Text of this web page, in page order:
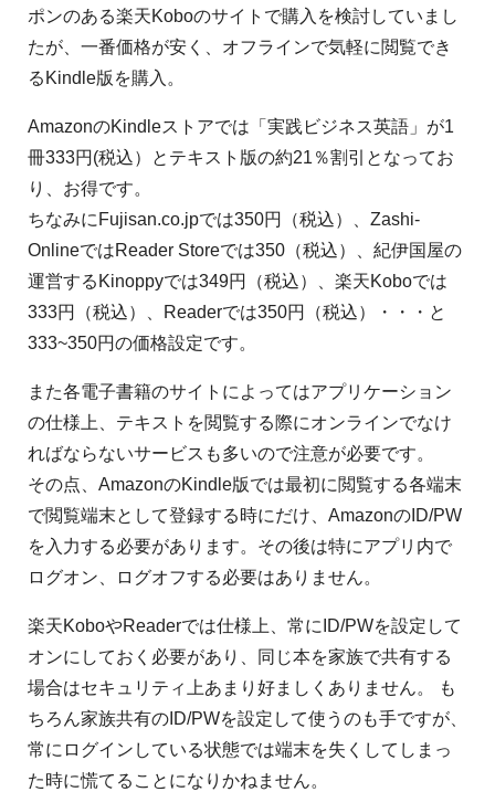
ポンのある楽天Koboのサイトで購入を検討していまし
たが、一番価格が安く、オフラインで気軽に閲覧でき
るKindle版を購入。
AmazonのKindleストアでは「実践ビジネス英語」が1
冊333円(税込）とテキスト版の約21％割引となってお
り、お得です。
ちなみにFujisan.co.jpでは350円（税込）、Zashi-
OnlineではReader Storeでは350（税込）、紀伊国屋の
運営するKinoppyでは349円（税込）、楽天Koboでは
333円（税込）、Readerでは350円（税込）・・・と
333~350円の価格設定です。
また各電子書籍のサイトによってはアプリケーション
の仕様上、テキストを閲覧する際にオンラインでなけ
ればならないサービスも多いので注意が必要です。
その点、AmazonのKindle版では最初に閲覧する各端末
で閲覧端末として登録する時にだけ、AmazonのID/PW
を入力する必要があります。その後は特にアプリ内で
ログオン、ログオフする必要はありません。
楽天KoboやReaderでは仕様上、常にID/PWを設定して
オンにしておく必要があり、同じ本を家族で共有する
場合はセキュリティ上あまり好ましくありません。 も
ちろん家族共有のID/PWを設定して使うのも手ですが、
常にログインしている状態では端末を失くしてしまっ
た時に慌てることになりかねません。